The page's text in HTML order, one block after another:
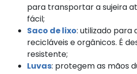
para transportar a sujeira
fácil;
Saco de lixo: utilizado para
recicláveis e orgânicos. É
resistente;
Luvas: protegem as mãos